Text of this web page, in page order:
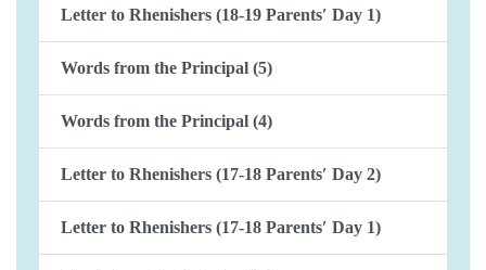
Letter to Rhenishers (18-19 Parents′ Day 1)
Words from the Principal (5)
Words from the Principal (4)
Letter to Rhenishers (17-18 Parents′ Day 2)
Letter to Rhenishers (17-18 Parents′ Day 1)